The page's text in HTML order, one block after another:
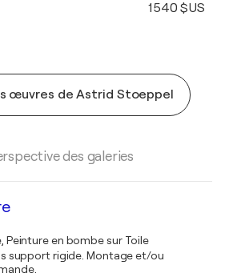
1 540 $US
œuvres de Astrid Stoeppel
des galeries
Peinture en bombe sur Toile
support rigide. Montage et/ou